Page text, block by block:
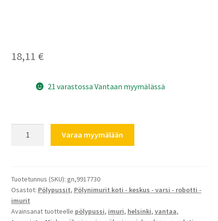
18,11 €
21 varastossa Vantaan myymälässä
Clean
GN
määrä
Varaa myymälään
Tuotetunnus (SKU): gn,9917730
Osastot: Pölypussit, Pölynimurit koti - keskus - varsi - robotti -
imurit
Avainsanat tuotteelle pölypussi, imuri, helsinki, vantaa,